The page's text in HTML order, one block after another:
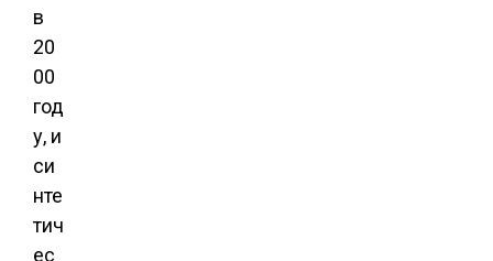
в
20
00
год
у, и
си
нте
тич
ес